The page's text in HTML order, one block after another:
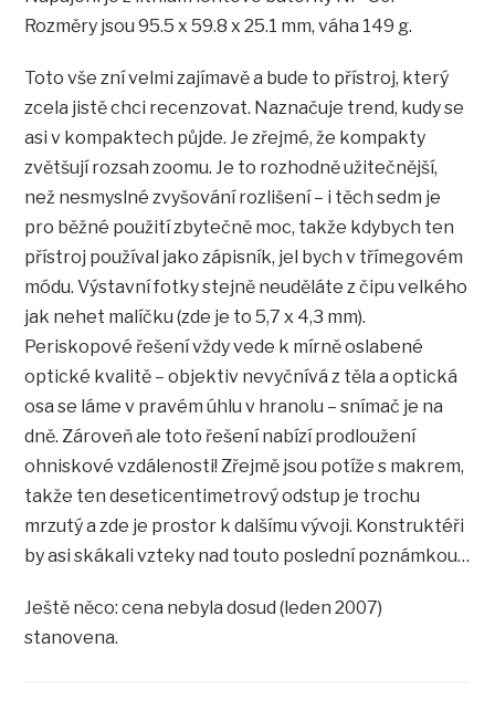
Rozměry jsou 95.5 x 59.8 x 25.1 mm, váha 149 g.
Toto vše zní velmi zajímavě a bude to přístroj, který
zcela jistě chci recenzovat. Naznačuje trend, kudy se
asi v kompaktech půjde. Je zřejmé, že kompakty
zvětšují rozsah zoomu. Je to rozhodně užitečnější,
než nesmyslné zvyšování rozlišení – i těch sedm je
pro běžné použití zbytečně moc, takže kdybych ten
přístroj používal jako zápisník, jel bych v třímegovém
módu. Výstavní fotky stejně neuděláte z čipu velkého
jak nehet malíčku (zde je to 5,7 x 4,3 mm).
Periskopové řešení vždy vede k mírně oslabené
optické kvalitě – objektiv nevyčnívá z těla a optická
osa se láme v pravém úhlu v hranolu – snímač je na
dně. Zároveň ale toto řešení nabízí prodloužení
ohniskové vzdálenosti! Zřejmě jsou potíže s makrem,
takže ten deseticentimetrový odstup je trochu
mrzutý a zde je prostor k dalšímu vývoji. Konstruktéři
by asi skákali vzteky nad touto poslední poznámkou…
Ještě něco: cena nebyla dosud (leden 2007)
stanovena.